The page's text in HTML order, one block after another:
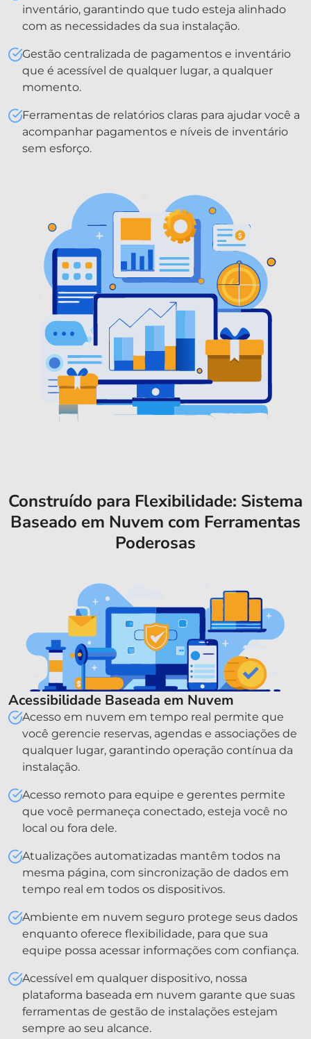
inventário, garantindo que tudo esteja alinhado
com as necessidades da sua instalação.
Gestão centralizada de pagamentos e inventário
que é acessível de qualquer lugar, a qualquer
momento.
Ferramentas de relatórios claras para ajudar você a
acompanhar pagamentos e níveis de inventário
sem esforço.
Construído para Flexibilidade: Sistema
Baseado em Nuvem com Ferramentas
Poderosas
Acessibilidade Baseada em Nuvem
Acesso em nuvem em tempo real permite que
você gerencie reservas, agendas e associações de
qualquer lugar, garantindo operação contínua da
instalação.
Acesso remoto para equipe e gerentes permite
que você permaneça conectado, esteja você no
local ou fora dele.
Atualizações automatizadas mantêm todos na
mesma página, com sincronização de dados em
tempo real em todos os dispositivos.
Ambiente em nuvem seguro protege seus dados
enquanto oferece flexibilidade, para que sua
equipe possa acessar informações com confiança.
Acessível em qualquer dispositivo, nossa
plataforma baseada em nuvem garante que suas
ferramentas de gestão de instalações estejam
sempre ao seu alcance.